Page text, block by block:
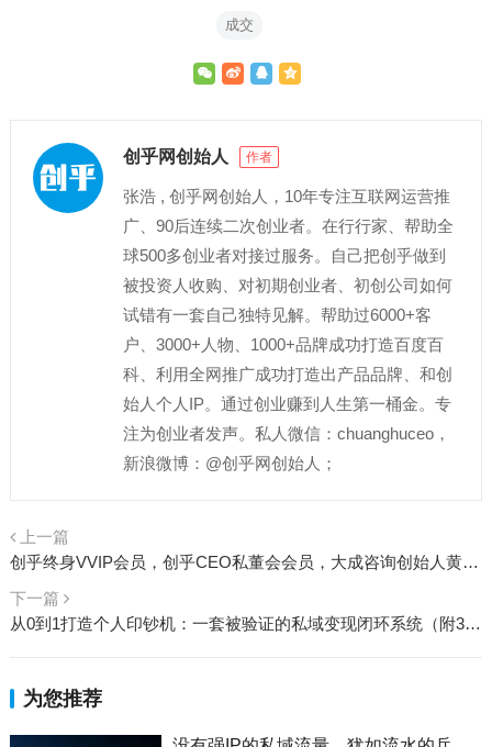
成交
创乎网创始人 作者
张浩 , 创乎网创始人，10年专注互联网运营推
广、90后连续二次创业者。在行行家、帮助全
球500多创业者对接过服务。自己把创乎做到
被投资人收购、对初期创业者、初创公司如何
试错有一套自己独特见解。帮助过6000+客
户、3000+人物、1000+品牌成功打造百度百
科、利用全网推广成功打造出产品品牌、和创
始人个人IP。通过创业赚到人生第一桶金。专
注为创业者发声。私人微信：chuanghuceo，
新浪微博：@创乎网创始人；
上一篇
创乎终身VVIP会员，创乎CEO私董会会员，大成咨询创始人黄骏谷、创乎企业家联盟成员
下一篇
从0到1打造个人印钞机：一套被验证的私域变现闭环系统（附30天执行清单）
为您推荐